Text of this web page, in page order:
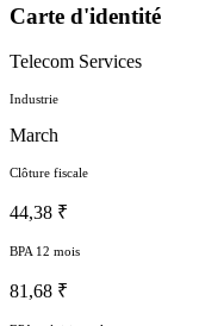
Carte d'identité
Telecom Services
Industrie
March
Clôture fiscale
44,38 ₹
BPA 12 mois
81,68 ₹